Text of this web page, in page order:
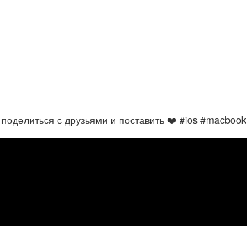
с друзьями и поставить ❤️ #ios #macbook